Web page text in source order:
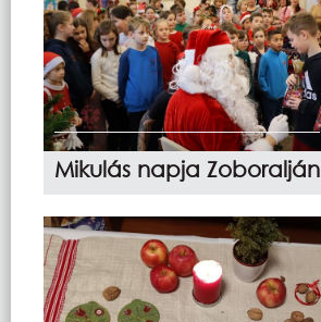
Mikulás napja Zoboralján